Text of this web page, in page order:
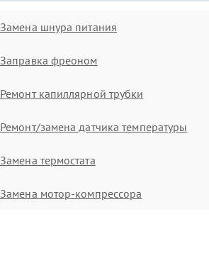
Замена шнура питания
Заправка фреоном
Ремонт капиллярной трубки
Ремонт/замена датчика температуры
Замена термостата
Замена мотор-компрессора